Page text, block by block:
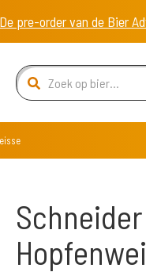
De pre-order van de Bier